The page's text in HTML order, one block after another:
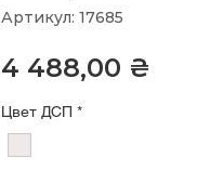
Артикул: 17685
4 488,00 ₴
Цвет ДСП *